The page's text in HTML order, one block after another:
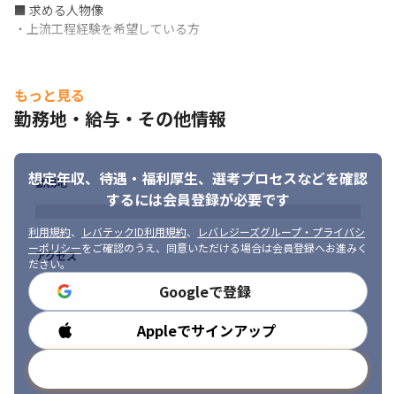
■ 求める人物像
・上流工程経験を希望している方
もっと見る
勤務地・給与・その他情報
想定年収、待遇・福利厚生、 選考プロセスなどを確認
するには会員登録が必要です
利用規約、 レバテックID利用規約、
レバレジーズグループ・プライバシ
ーポリシーをご確認のうえ、同意いただける場合は会員登録へお進みく
ださい。
Googleで登録
Appleでサインアップ
勤務地
アクセス
勤務時間